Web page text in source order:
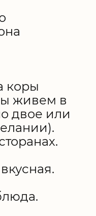
коры
живем в
двое или